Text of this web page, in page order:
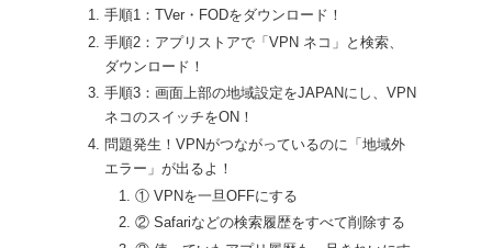
手順1：TVer・FODをダウンロード！
手順2：アプリストアで「VPN ネコ」と検索、
ダウンロード！
手順3：画面上部の地域設定をJAPANにし、VPN
ネコのスイッチをON！
問題発生！VPNがつながっているのに「地域外
エラー」が出るよ！
① VPNを一旦OFFにする
② Safariなどの検索履歴をすべて削除する